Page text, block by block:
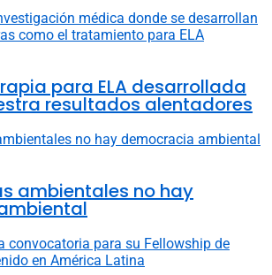
para ELA desarrollada
resultados alentadores
ambientales no hay